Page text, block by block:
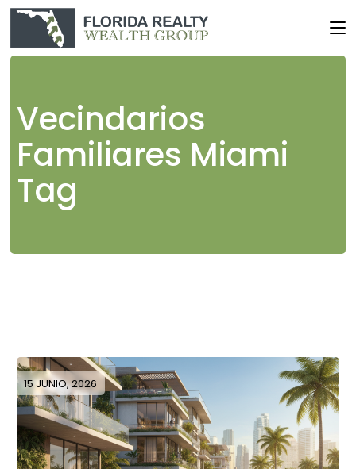
Skip
to
content
Vecindarios
Familiares Miami
Tag
15 JUNIO, 2026